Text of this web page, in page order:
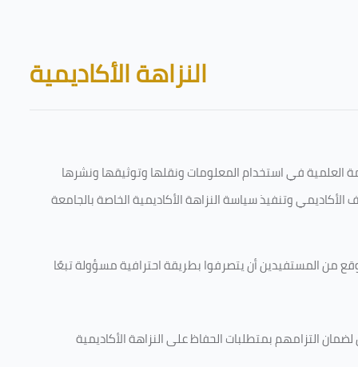
Blocks
النزاهة الأكاديمية
العلمية في استخدام المعلومات ونقلها وتوثيقها ونشرها
وتنفيذ سياسة النزاهة الأكاديمية الخاصة بالجامعة
من المستفيدين أن يتصرفوا بطريقة احترافية مسؤولة تبعًا
التزامهم بمتطلبات الحفاظ على النزاهة الأكاديمية